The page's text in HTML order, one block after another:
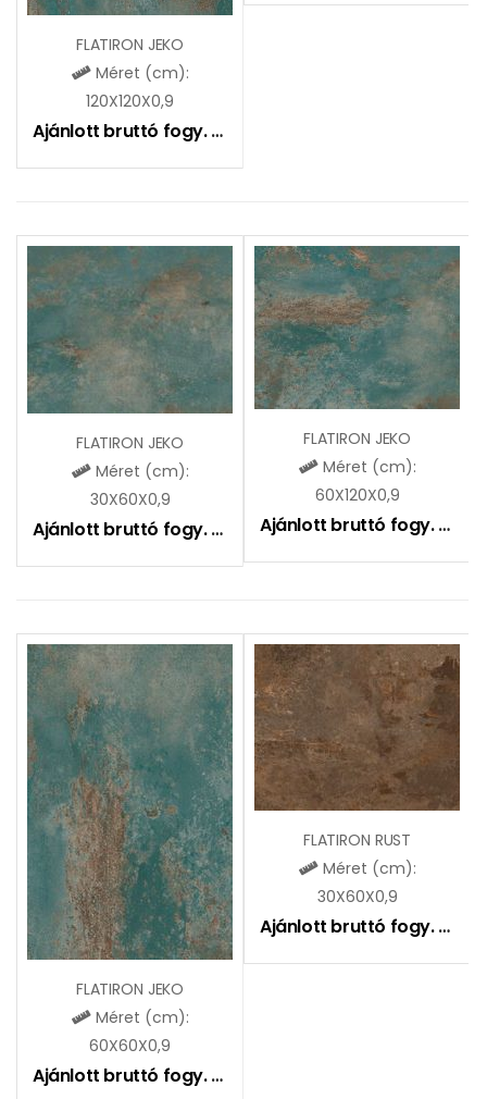
FLATIRON JEKO
Méret (cm):
120X120X0,9
Ajánlott bruttó fogy. ár:
FLATIRON JEKO
Méret (cm):
30X60X0,9
Ajánlott bruttó fogy. ár: 9490Ft
FLATIRON JEKO
Méret (cm):
60X120X0,9
Ajánlott bruttó fogy. ár:
FLATIRON JEKO
Méret (cm):
60X60X0,9
Ajánlott bruttó fogy. ár:
FLATIRON RUST
Méret (cm):
30X60X0,9
Ajánlott bruttó fogy. ár: